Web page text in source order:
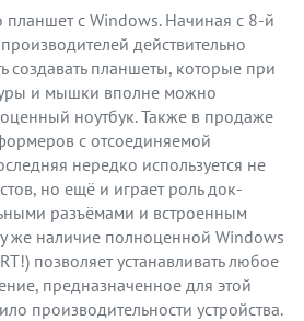
планшет с Windows. Начиная с 8-й
действительно
создавать планшеты, которые при
и мышки вполне можно
ноутбук. Также в продаже
с отсоединяемой
нередко используется не
но ещё и играет роль док-
разъёмами и встроенным
же наличие полноценной Windows
позволяет устанавливать любое
предназначенное для этой
производительности устройства.